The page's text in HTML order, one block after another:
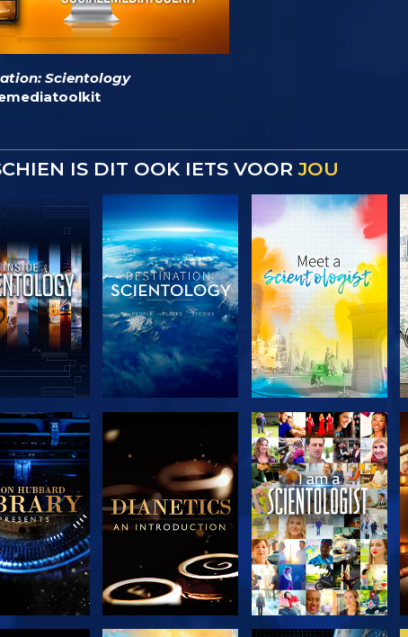
Scientology
IS DIT OOK IETS VOORJOU
DE SERIE VERKEN DE SERIE VERKEN DE SERIE